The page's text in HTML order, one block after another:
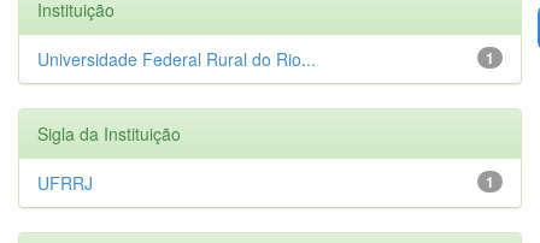
Instituição
1
Universidade Federal Rural do Rio...
Sigla da Instituição
1
UFRRJ